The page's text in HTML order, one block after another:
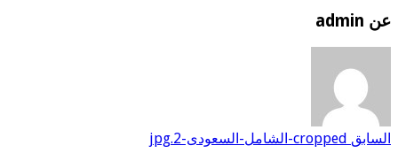
عن admin
السابق